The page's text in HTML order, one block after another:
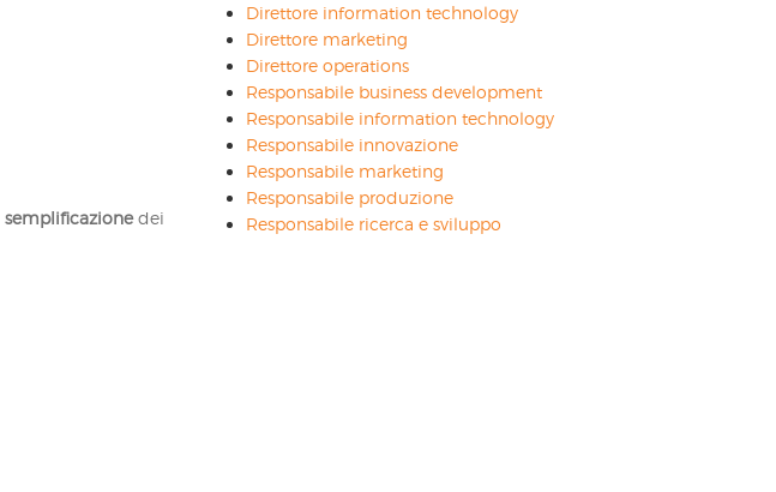
semplificazionedei
Direttore information technology
Direttore marketing
Direttore operations
Responsabile business development
Responsabile information technology
Responsabile innovazione
Responsabile marketing
Responsabile produzione
Responsabile ricerca e sviluppo